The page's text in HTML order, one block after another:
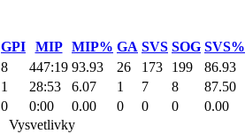
GPI MIP MIP% GA SVS SOG SVS%
8 447:19 93.93 26 173 199 86.93
1 28:53 6.07 1 7 8 87.50
0 0:00 0.00 0 0 0 0.00
Vysvetlivky